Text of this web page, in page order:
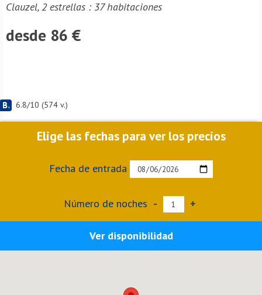
Clauzel, 2 estrellas : 37 habitaciones
desde 86 €
6.8/10 (574 v.)
Elige las fechas para ver los precios
Fecha de entrada
Número de noches - +
Ver disponibilidad